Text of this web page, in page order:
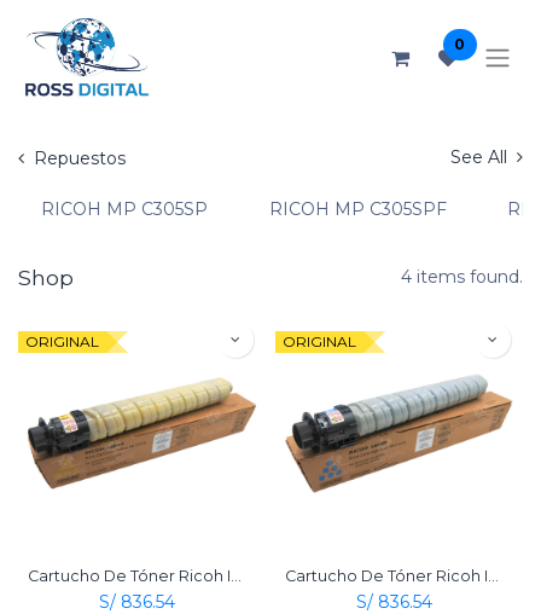
0
Repuestos See All
RICOH MP C305SP RICOH MP C305SPF
Shop 4 items found.
ORIGINAL
S/ 836.54
ORIGINAL
S/ 836.54